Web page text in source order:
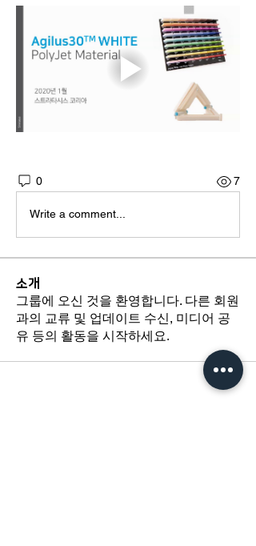
0 7
Write a comment...
소개
그룹에 오신 것을 환영합니다. 다른 회원
과의 교류 및 업데이트 수신, 미디어 공
유 등의 활동을 시작하세요.